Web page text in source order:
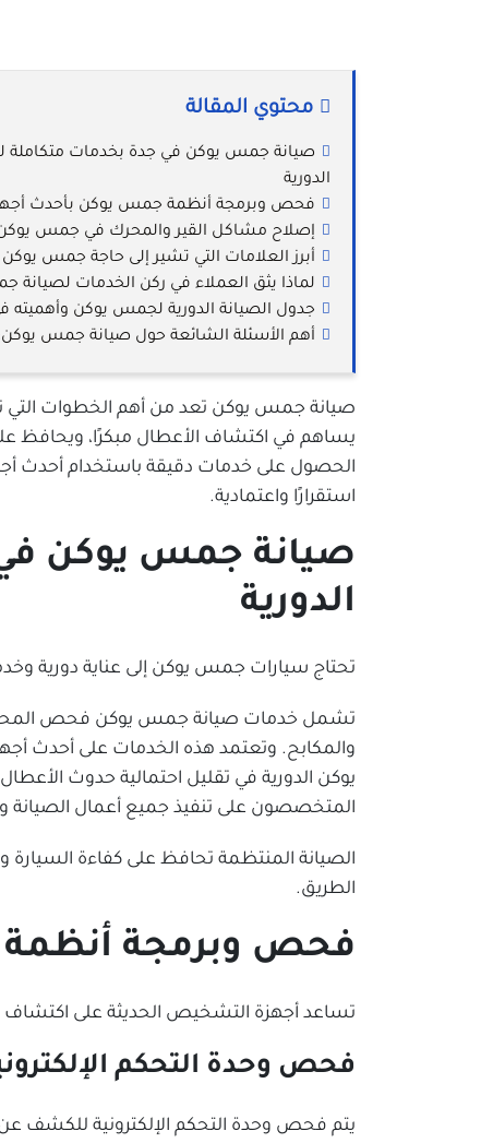
محتوي المقالة
صيانة جمس يوكن في جدة بخدمات متكاملة
الدورية
فحص وبرمجة أنظمة جمس يوكن بأحدث
إصلاح مشاكل القير والمحرك في جمس يوكن
أبرز العلامات التي تشير إلى حاجة جمس يوكن
لماذا يثق العملاء في ركن الخدمات
جدول الصيانة الدورية لجمس يوكن وأهميته
أهم الأسئلة الشائعة حول صيانة جمس
صيانة جمس يوكن تعد من أهم الخطوات التي
يساهم في اكتشاف الأعطال مبكرًا، ويحافظ
الحصول على خدمات دقيقة باستخدام أحدث
استقرارًا واعتمادية.
صيانة جمس يوكن في
الدورية
تحتاج سيارات جمس يوكن إلى عناية دورية
تشمل خدمات صيانة جمس يوكن فحص المحرك
والمكابح. وتعتمد هذه الخدمات على أحدث
يوكن الدورية في تقليل احتمالية حدوث
المتخصصون على تنفيذ جميع أعمال الصيانة
الصيانة المنتظمة تحافظ على كفاءة السيارة
الطريق.
فحص وبرمجة أنظمة
تساعد أجهزة التشخيص الحديثة على اكتشاف
فحص وحدة التحكم
يتم فحص وحدة التحكم الإلكترونية للكشف